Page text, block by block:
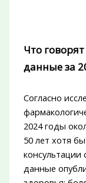
Что
данные за
Согласно
2024 годы
50 лет хотя
данные